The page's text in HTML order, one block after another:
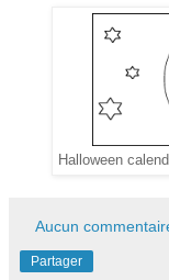
Halloween
Aucun
Partager